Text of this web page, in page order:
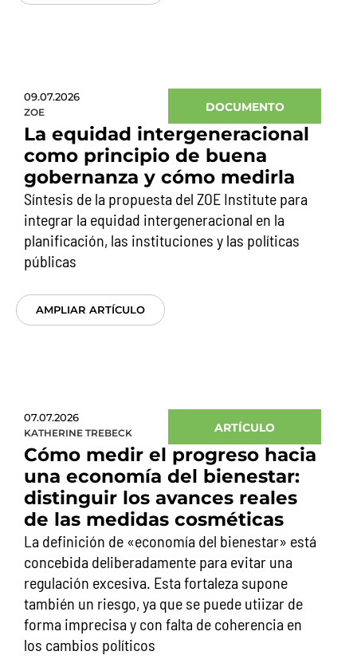
09.07.2026
ZOE DOCUMENTO
La equidad intergeneracional
como principio de buena
gobernanza y cómo medirla
Síntesis de la propuesta del ZOE Institute para
integrar la equidad intergeneracional en la
planificación, las instituciones y las políticas
públicas
AMPLIAR ARTÍCULO
07.07.2026
KATHERINE TREBECK ARTÍCULO
Cómo medir el progreso hacia
una economía del bienestar:
distinguir los avances reales
de las medidas cosméticas
La definición de «economía del bienestar» está
concebida deliberadamente para evitar una
regulación excesiva. Esta fortaleza supone
también un riesgo, ya que se puede utiizar de
forma imprecisa y con falta de coherencia en
los cambios políticos